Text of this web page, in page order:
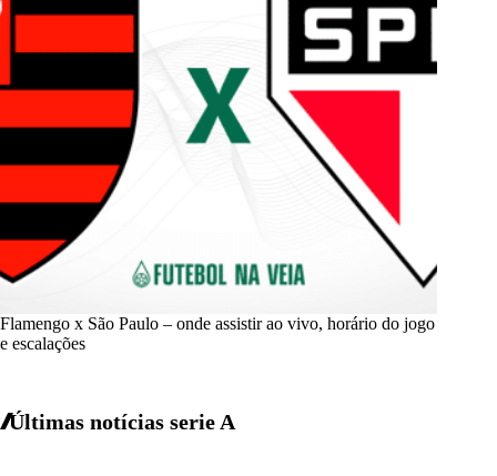
Flamengo x São Paulo – onde assistir ao vivo, horário do jogo
e escalações
Últimas notícias serie A